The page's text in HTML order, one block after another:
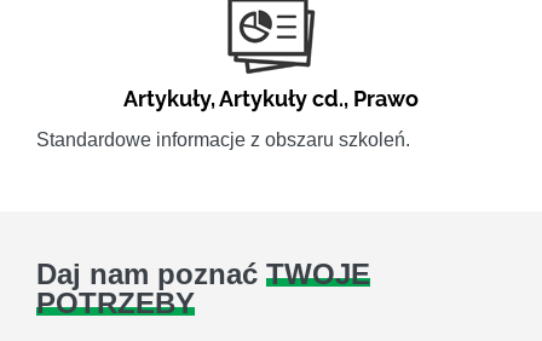
Artykuły,Artykuły cd., Prawo
Standardowe informacje z obszaru szkoleń.
Daj nam poznać TWOJE
POTRZEBY